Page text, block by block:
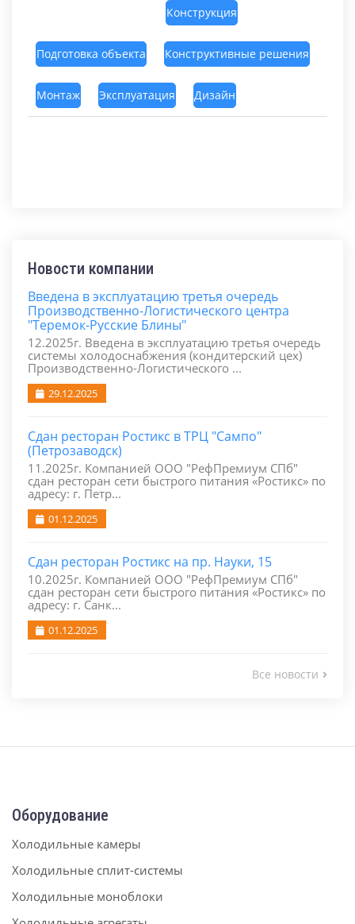
Конструкция
Подготовка объекта Конструктивные решения
Монтаж Эксплуатация Дизайн
Новости компании
Введена в эксплуатацию третья очередь
Производственно-Логистического центра
"Теремок-Русские Блины"
12.2025г. Введена в эксплуатацию третья очередь
системы холодоснабжения (кондитерский цех)
Производственно-Логистического ...
29.12.2025
Сдан ресторан Ростикс в ТРЦ "Сампо"
(Петрозаводск)
11.2025г. Компанией ООО "РефПремиум СПб"
сдан ресторан сети быстрого питания «Ростикс» по
адресу: г. Петр...
01.12.2025
Сдан ресторан Ростикс на пр. Науки, 15
10.2025г. Компанией ООО "РефПремиум СПб"
сдан ресторан сети быстрого питания «Ростикс» по
адресу: г. Санк...
01.12.2025
Все новости
Оборудование
Холодильные камеры
Холодильные сплит-системы
Холодильные моноблоки